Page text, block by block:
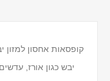
יבש כגון אורז,